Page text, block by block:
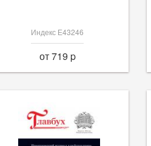
Индекс Е43246
от 719 p